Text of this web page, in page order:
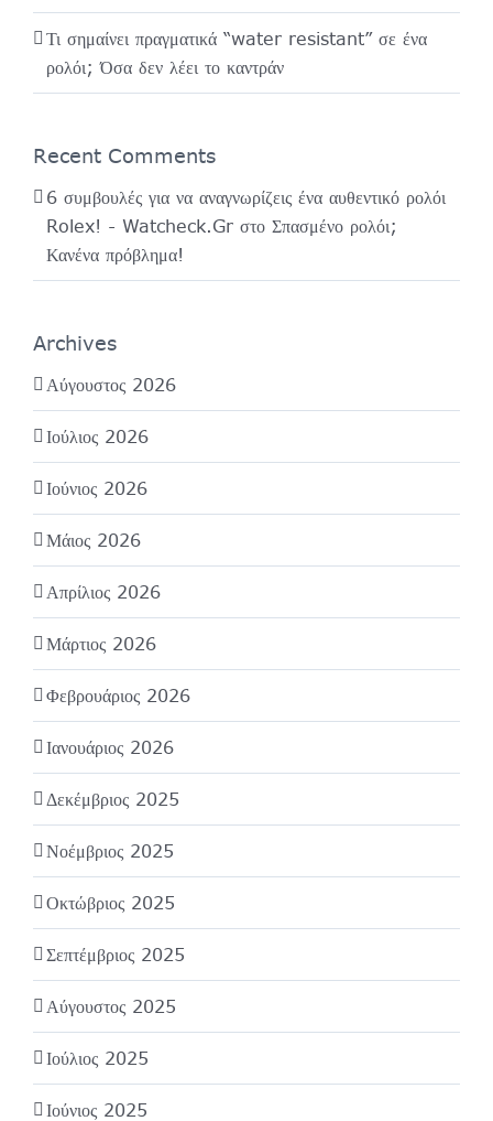
Τι σημαίνει πραγματικά “water resistant” σε ένα
ρολόι; Όσα δεν λέει το καντράν
Recent Comments
6 συμβουλές για να αναγνωρίζεις ένα αυθεντικό ρολόι
Rolex! - Watcheck.Gr στο Σπασμένο ρολόι;
Κανένα πρόβλημα!
Archives
Αύγουστος 2026
Ιούλιος 2026
Ιούνιος 2026
Μάιος 2026
Απρίλιος 2026
Μάρτιος 2026
Φεβρουάριος 2026
Ιανουάριος 2026
Δεκέμβριος 2025
Νοέμβριος 2025
Οκτώβριος 2025
Σεπτέμβριος 2025
Αύγουστος 2025
Ιούλιος 2025
Ιούνιος 2025